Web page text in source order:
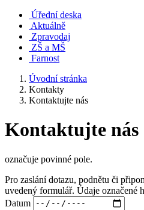
Úřední deska
Aktuálně
Zpravodaj
ZŠ a MŠ
Farnost
Úvodní stránka
Kontakty
Kontaktujte nás
Kontaktujte nás
označuje povinné pole.
Pro zaslání dotazu, podnětu či
uvedený formulář. Údaje označené
Datum